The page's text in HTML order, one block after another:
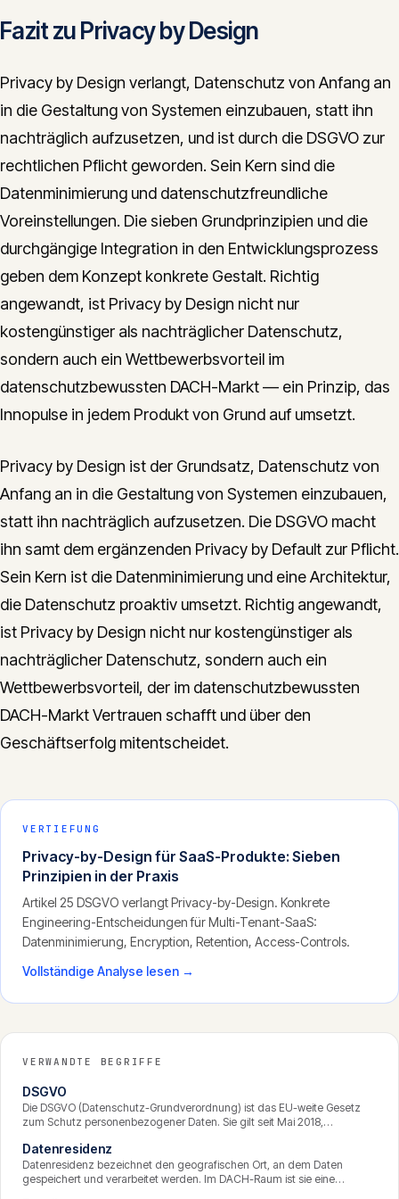
Fazit zu Privacy by Design
Privacy by Design verlangt, Datenschutz von Anfang an
in die Gestaltung von Systemen einzubauen, statt ihn
nachträglich aufzusetzen, und ist durch die DSGVO zur
rechtlichen Pflicht geworden. Sein Kern sind die
Datenminimierung und datenschutzfreundliche
Voreinstellungen. Die sieben Grundprinzipien und die
durchgängige Integration in den Entwicklungsprozess
geben dem Konzept konkrete Gestalt. Richtig
angewandt, ist Privacy by Design nicht nur
kostengünstiger als nachträglicher Datenschutz,
sondern auch ein Wettbewerbsvorteil im
datenschutzbewussten DACH-Markt — ein Prinzip, das
Innopulse in jedem Produkt von Grund auf umsetzt.
Privacy by Design ist der Grundsatz, Datenschutz von
Anfang an in die Gestaltung von Systemen einzubauen,
statt ihn nachträglich aufzusetzen. Die DSGVO macht
ihn samt dem ergänzenden Privacy by Default zur Pflicht.
Sein Kern ist die Datenminimierung und eine Architektur,
die Datenschutz proaktiv umsetzt. Richtig angewandt,
ist Privacy by Design nicht nur kostengünstiger als
nachträglicher Datenschutz, sondern auch ein
Wettbewerbsvorteil, der im datenschutzbewussten
DACH-Markt Vertrauen schafft und über den
Geschäftserfolg mitentscheidet.
VERTIEFUNG
Privacy-by-Design für SaaS-Produkte: Sieben
Prinzipien in der Praxis
Artikel 25 DSGVO verlangt Privacy-by-Design. Konkrete
Engineering-Entscheidungen für Multi-Tenant-SaaS:
Datenminimierung, Encryption, Retention, Access-Controls.
Vollständige Analyse lesen →
VERWANDTE BEGRIFFE
DSGVO
Die DSGVO (Datenschutz-Grundverordnung) ist das EU-weite Gesetz
zum Schutz personenbezogener Daten. Sie gilt seit Mai 2018,
Sicherheit, gewährt betroffenen Personen weitreichende Rechte und
sieht bei Verstössen Bussgelder von bis zu 20 Millionen Euro oder vier
Prozent des weltweiten Jahresumsatzes vor.
Datenresidenz
Datenresidenz bezeichnet den geografischen Ort, an dem Daten
gespeichert und verarbeitet werden. Im DACH-Raum ist sie eine